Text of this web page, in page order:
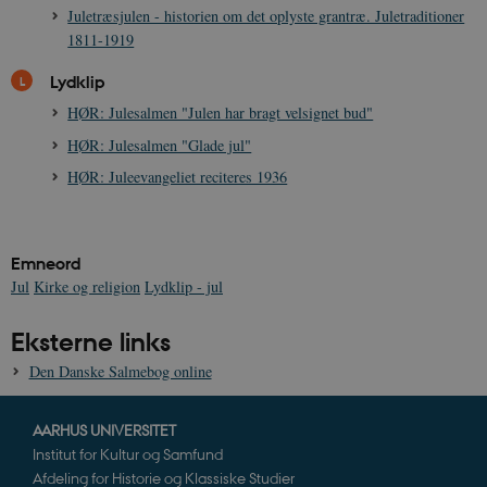
Juletræsjulen - historien om det oplyste grantræ. Juletraditioner
1811-1919
Lydklip
HØR: Julesalmen "Julen har bragt velsignet bud"
HØR: Julesalmen "Glade jul"
HØR: Juleevangeliet reciteres 1936
Emneord
Jul Kirke og religion Lydklip - jul
Eksterne links
Den Danske Salmebog online
AARHUS UNIVERSITET
Institut for Kultur og Samfund
Afdeling for Historie og Klassiske Studier
cookies.
Navn
sp_landing
.spotify.com